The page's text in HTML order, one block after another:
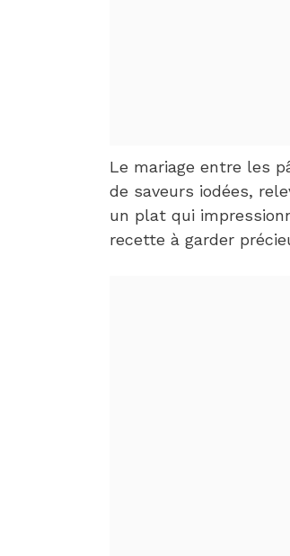
Le mariage entre les
de saveurs iodées,
un plat qui
recette à garder